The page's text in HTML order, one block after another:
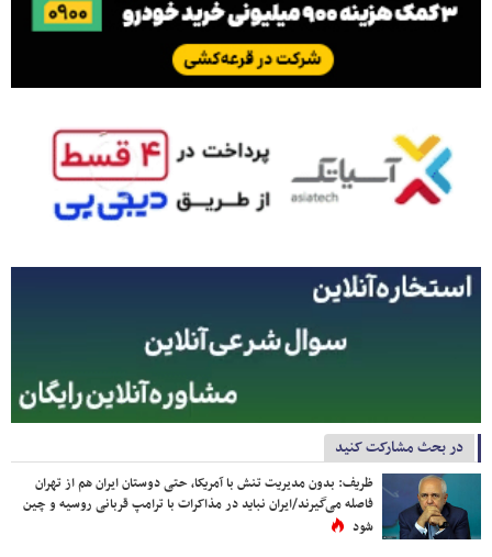
در بحث مشارکت کنید
ظریف: بدون مدیریت تنش با آمریکا، حتی دوستان ایران هم از تهران
فاصله می‌گیرند/ایران نباید در مذاکرات با ترامپ قربانی روسیه و چین
شود